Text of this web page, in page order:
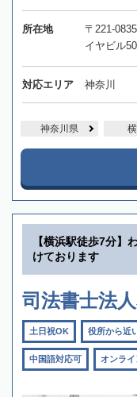
所在地
〒221-
イヤビル
対応エリア 神奈川
神奈川県
【横浜駅徒歩7分】
けております
司法書士法
土日祝OK 役所から近
中国語対応可 オンラ